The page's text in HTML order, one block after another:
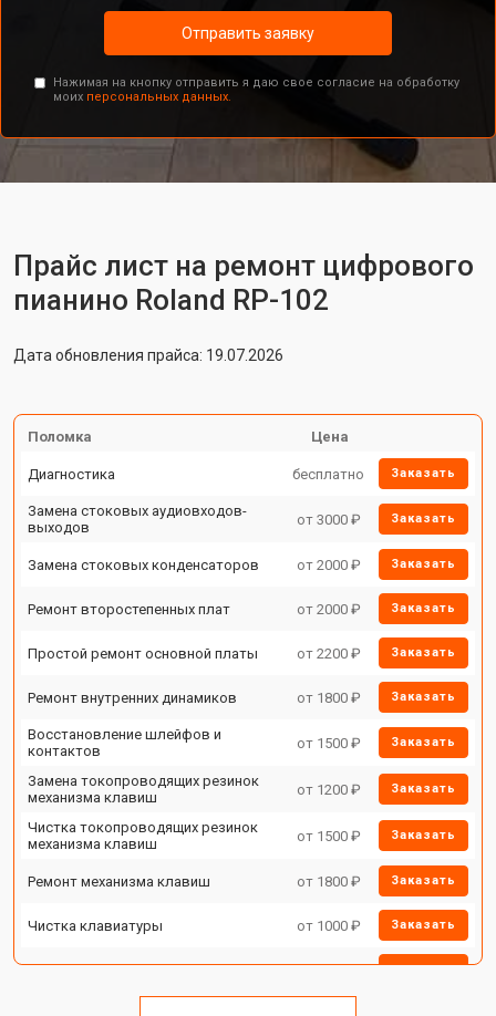
Отправить заявку
Нажимая на кнопку отправить я даю свое согласие на обработку
моих персональных данных.
Прайс лист на ремонт цифрового
пианино Roland RP-102
Дата обновления прайса: 19.07.2026
Поломка Цена
Диагностика бесплатно Заказать
Замена стоковых аудиовходов-
выходов
от 3000 ₽ Заказать
Замена стоковых конденсаторов от 2000 ₽ Заказать
Ремонт второстепенных плат от 2000 ₽ Заказать
Простой ремонт основной платы от 2200 ₽ Заказать
Ремонт внутренних динамиков от 1800 ₽ Заказать
Восстановление шлейфов и
контактов
от 1500 ₽ Заказать
Замена токопроводящих резинок
механизма клавиш
от 1200 ₽ Заказать
Чистка токопроводящих резинок
механизма клавиш
от 1500 ₽ Заказать
Ремонт механизма клавиш от 1800 ₽ Заказать
Чистка клавиатуры от 1000 ₽ Заказать
Ремонт клавиш от 1800 ₽ Заказать